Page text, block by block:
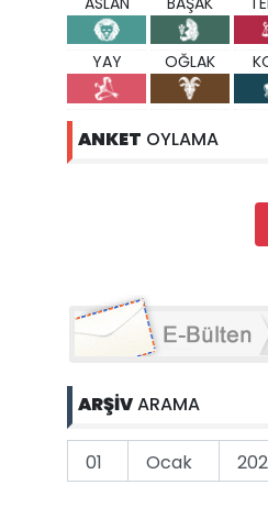
YAY OĞLAK
ANKET OYLAMA
ARŞİVARAMA